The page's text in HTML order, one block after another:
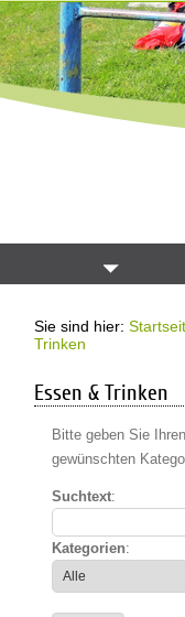
Sie sind hier:
Trinken
Essen & Trinken
Bitte geben Sie
gewünschten
Suchtext:
Kategorien: